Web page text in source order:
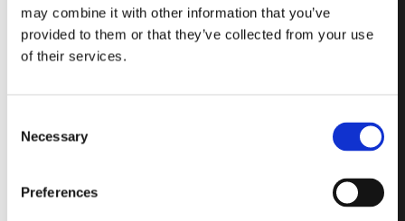
may combine it with other information that you’ve
provided to them or that they’ve collected from your use
of their services.
Selection
Necessary
Preferences
Una gama específica de
deprotección contra el
fuego de acuerdo con